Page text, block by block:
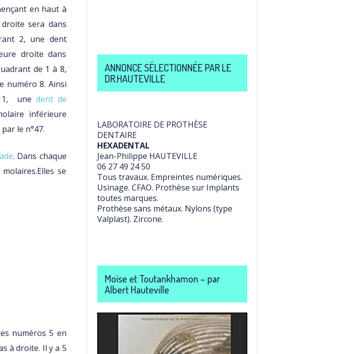
en haut à
sera dans
2, une dent
droite dans
de 1 à 8,
numéro 8. Ainsi
une dent de
inférieure
le n°47.
. Dans chaque
se
numéros 5 en
à droite. Il y a 5
ANNONCE SÉLECTIONNÉE PAR LE
DR.HAUTEVILLE
LABORATOIRE DE PROTHÈSE
DENTAIRE
HEXADENTAL
Jean-Philippe HAUTEVILLE
06 27 49 24 50
Tous travaux. Empreintes numériques.
Usinage. CFAO. Prothèse sur Implants
toutes marques.
Prothèse sans métaux. Nylons (type
Valplast). Zircone.
Moïse et Toutankhamon – par
Albert Hauteville